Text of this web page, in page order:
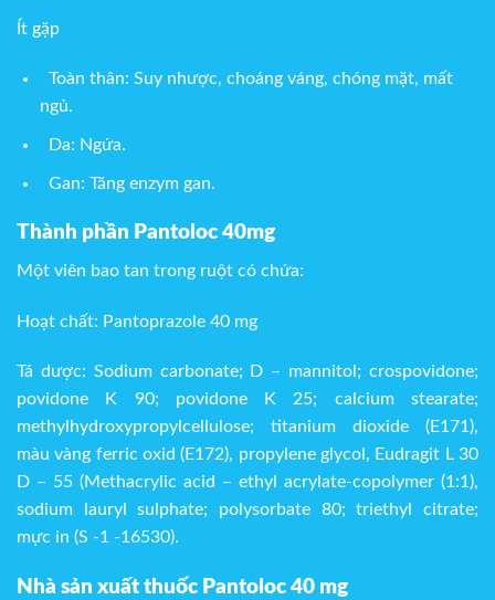
Ít gặp
Toàn thân: Suy nhược, choáng váng, chóng mặt, mất
ngủ.
Da: Ngứa.
Gan: Tăng enzym gan.
Thành phần Pantoloc 40mg
Một viên bao tan trong ruột có chứa:
Hoạt chất: Pantoprazole 40 mg
Tá dược: Sodium carbonate; D – mannitol; crospovidone;
povidone K 90; povidone K 25; calcium stearate;
methylhydroxypropylcellulose; titanium dioxide (E171),
màu vàng ferric oxid (E172), propylene glycol, Eudragit L 30
D – 55 (Methacrylic acid – ethyl acrylate-copolymer (1:1),
sodium lauryl sulphate; polysorbate 80; triethyl citrate;
mực in (S -1 -16530).
Nhà sản xuất thuốc Pantoloc 40 mg